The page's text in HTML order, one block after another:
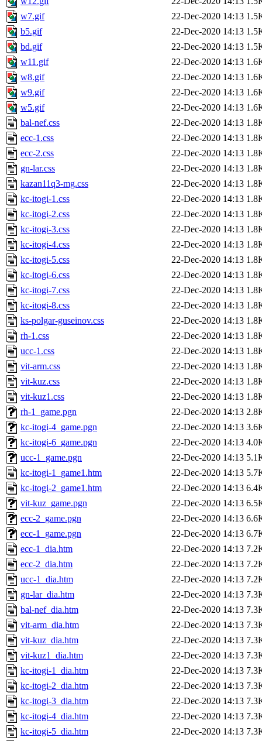
w7.gif
22-Dec-2020 14:13
b5.gif
22-Dec-2020 14:13
bd.gif
22-Dec-2020 14:13
w11.gif
22-Dec-2020 14:13
w8.gif
22-Dec-2020 14:13
w9.gif
22-Dec-2020 14:13
w5.gif
22-Dec-2020 14:13
bal-nef.css
22-Dec-2020 14:13
ecc-1.css
22-Dec-2020 14:13
ecc-2.css
22-Dec-2020 14:13
gn-lar.css
22-Dec-2020 14:13
kazan11q3-mg.css
22-Dec-2020 14:13
kc-itogi-1.css
22-Dec-2020 14:13
kc-itogi-2.css
22-Dec-2020 14:13
kc-itogi-3.css
22-Dec-2020 14:13
kc-itogi-4.css
22-Dec-2020 14:13
kc-itogi-5.css
22-Dec-2020 14:13
kc-itogi-6.css
22-Dec-2020 14:13
kc-itogi-7.css
22-Dec-2020 14:13
kc-itogi-8.css
22-Dec-2020 14:13
ks-polgar-guseinov.css
22-Dec-2020 14:13
rh-1.css
22-Dec-2020 14:13
ucc-1.css
22-Dec-2020 14:13
vit-arm.css
22-Dec-2020 14:13
vit-kuz.css
22-Dec-2020 14:13
vit-kuz1.css
22-Dec-2020 14:13
rh-1_game.pgn
22-Dec-2020 14:13
kc-itogi-4_game.pgn
22-Dec-2020 14:13
kc-itogi-6_game.pgn
22-Dec-2020 14:13
ucc-1_game.pgn
22-Dec-2020 14:13
kc-itogi-1_game1.htm
22-Dec-2020 14:13
kc-itogi-2_game1.htm
22-Dec-2020 14:13
vit-kuz_game.pgn
22-Dec-2020 14:13
ecc-2_game.pgn
22-Dec-2020 14:13
ecc-1_game.pgn
22-Dec-2020 14:13
ecc-1_dia.htm
22-Dec-2020 14:13
ecc-2_dia.htm
22-Dec-2020 14:13
ucc-1_dia.htm
22-Dec-2020 14:13
gn-lar_dia.htm
22-Dec-2020 14:13
bal-nef_dia.htm
22-Dec-2020 14:13
vit-arm_dia.htm
22-Dec-2020 14:13
vit-kuz_dia.htm
22-Dec-2020 14:13
vit-kuz1_dia.htm
22-Dec-2020 14:13
kc-itogi-1_dia.htm
22-Dec-2020 14:13
kc-itogi-2_dia.htm
22-Dec-2020 14:13
kc-itogi-3_dia.htm
22-Dec-2020 14:13
kc-itogi-4_dia.htm
22-Dec-2020 14:13
kc-itogi-5_dia.htm
22-Dec-2020 14:13